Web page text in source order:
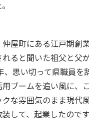
屋町にある江戸期創
れると聞いた祖父と父
、思い切って県職員を
用ブームを追い風に、
クな雰囲気のまま現代
装して、起業したのです